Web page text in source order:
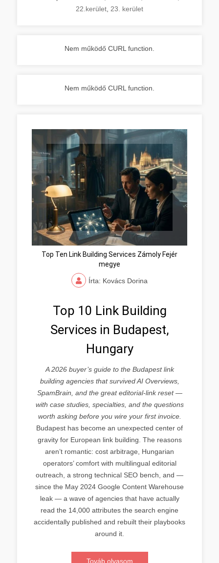
22.kerület 23. kerület
Nem működő CURL function.
Nem működő CURL function.
Top Ten Link Building Services Zámoly Fejér
megye
Írta: Kovács Dorina
Top 10 Link Building
Services in Budapest,
Hungary
A 2026 buyer’s guide to the Budapest link
building agencies that survived AI Overviews,
SpamBrain, and the great editorial-link reset —
with case studies, specialties, and the questions
worth asking before you wire your first invoice.
Budapest has become an unexpected center of
gravity for European link building. The reasons
aren’t romantic: cost arbitrage, Hungarian
operators’ comfort with multilingual editorial
outreach, a strong technical SEO bench, and —
since the May 2024 Google Content Warehouse
leak — a wave of agencies that have actually
read the 14,000 attributes the search engine
accidentally published and rebuilt their playbooks
around it.
Továb olvasom